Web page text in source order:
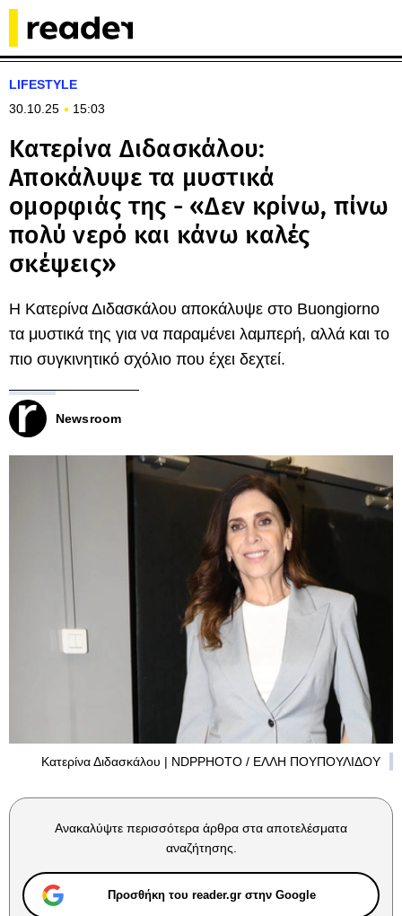
LIFESTYLE
30.10.25
15:03
Κατερίνα Διδασκάλου:
Αποκάλυψε τα μυστικά
ομορφιάς της - «Δεν κρίνω, πίνω
πολύ νερό και κάνω καλές
σκέψεις»
Η Κατερίνα Διδασκάλου αποκάλυψε στο Buongiorno
τα μυστικά της για να παραμένει λαμπερή, αλλά και το
πιο συγκινητικό σχόλιο που έχει δεχτεί.
Newsroom
Κατερίνα Διδασκάλου | NDPPHOTO / ΕΛΛΗ ΠΟΥΠΟΥΛΙΔΟΥ
Ανακαλύψτε περισσότερα άρθρα στα αποτελέσματα
αναζήτησης.
Προσθήκη του reader.gr στην Google